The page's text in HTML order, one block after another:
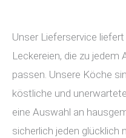
Unser Lieferservice
Leckereien, die zu
passen. Unsere Köche
köstliche und
eine Auswahl an
sicherlich jeden glücklich